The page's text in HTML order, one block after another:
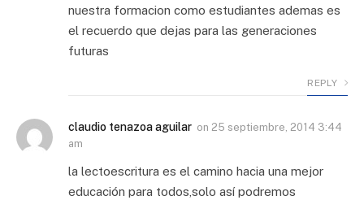
nuestra formacion como estudiantes ademas es
el recuerdo que dejas para las generaciones
futuras
REPLY
claudio tenazoa aguilar on 25 septiembre, 2014 3:44
am
la lectoescritura es el camino hacia una mejor
educación para todos,solo así podremos